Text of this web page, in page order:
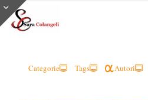
Categorie Tags Autori